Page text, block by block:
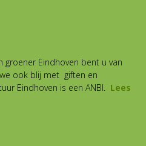
groener Eindhoven bent u van
ook blij met giften en
Eindhoven is een ANBI. Lees